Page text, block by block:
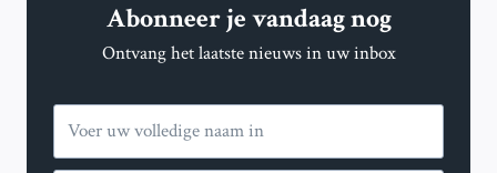
Abonneer je vandaag nog
Ontvang het laatste nieuws in uw inbox